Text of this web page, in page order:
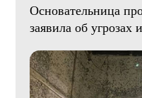
Основательница
заявила об угрозах